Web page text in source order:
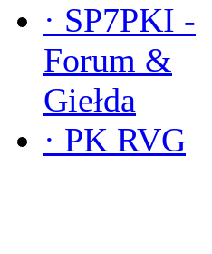
· SP7PKI -
Forum &
Giełda
· PK RVG